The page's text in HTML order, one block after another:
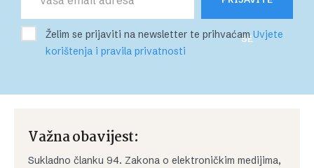
SE
Želim se prijaviti na newsletter te prihvaćamUvjete
korištenja i pravila privatnosti
Važna obavijest:
Sukladno članku 94. Zakona o elektroničkim medijima,